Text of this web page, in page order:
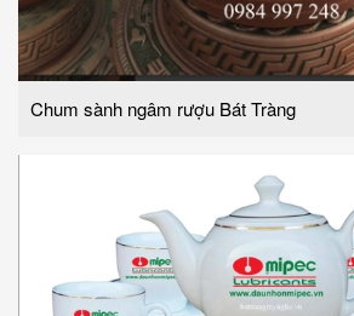
Chum sành ngâm rượu Bát Tràng